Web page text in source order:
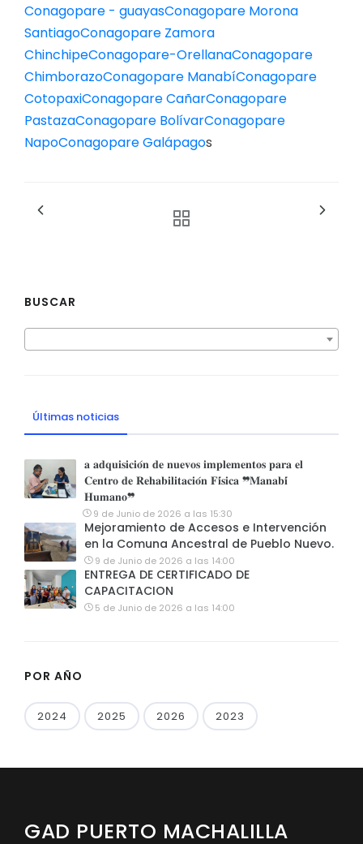
Conagopare - guayasConagopare Morona
SantiagoConagopare Zamora
ChinchipeConagopare-OrellanaConagopare
ChimborazoConagopare ManabíConagopare
CotopaxiConagopare CañarConagopare
PastazaConagopare BolívarConagopare
NapoConagopare Galápagos
BUSCAR
Últimas noticias
𝐚 𝐚𝐝𝐪𝐮𝐢𝐬𝐢𝐜𝐢𝐨́𝐧 𝐝𝐞 𝐧𝐮𝐞𝐯𝐨𝐬 𝐢𝐦𝐩𝐥𝐞𝐦𝐞𝐧𝐭𝐨𝐬 𝐩𝐚𝐫𝐚 𝐞𝐥
𝐂𝐞𝐧𝐭𝐫𝐨 𝐝𝐞 𝐑𝐞𝐡𝐚𝐛𝐢𝐥𝐢𝐭𝐚𝐜𝐢𝐨́𝐧 𝐅𝐢́𝐬𝐢𝐜𝐚 ❞𝐌𝐚𝐧𝐚𝐛𝐢́
𝐇𝐮𝐦𝐚𝐧𝐨❞
9 de Junio de 2026 a las 15:30
Mejoramiento de Accesos e Intervención
en la Comuna Ancestral de Pueblo Nuevo.
9 de Junio de 2026 a las 14:00
ENTREGA DE CERTIFICADO DE
CAPACITACION
5 de Junio de 2026 a las 14:00
POR AÑO
2024 2025 2026 2023
GAD PUERTO MACHALILLA